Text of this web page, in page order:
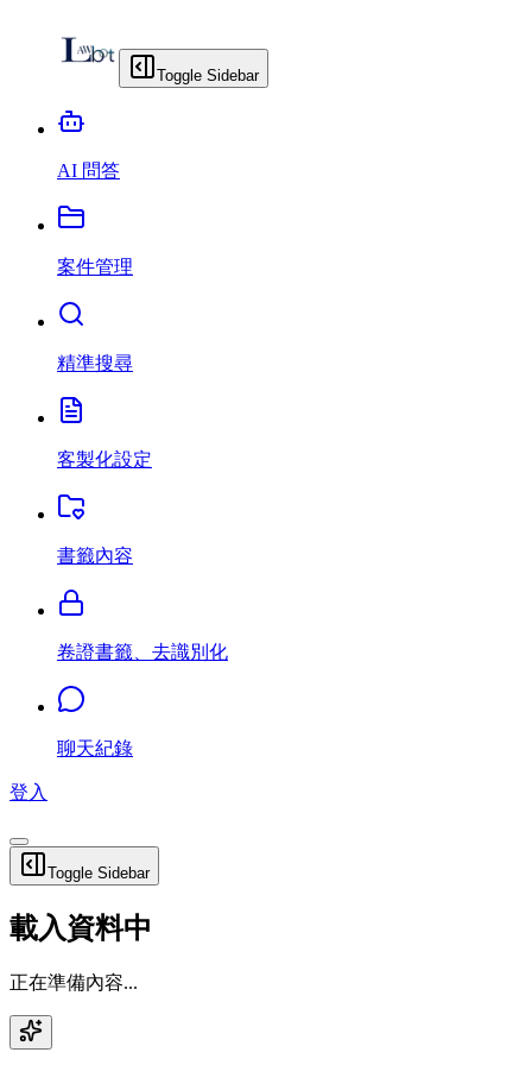
Toggle Sidebar
AI 問答
案件管理
精準搜尋
客製化設定
書籤內容
卷證書籤、去識別化
聊天紀錄
登入
Toggle Sidebar
載入資料中
正在準備內容...